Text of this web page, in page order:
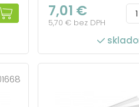
7,01 €
5,70 € bez DPH